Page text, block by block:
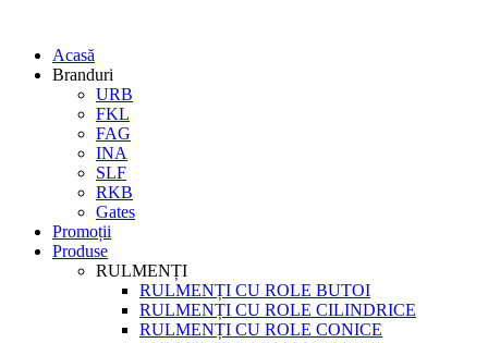
Acasă
Branduri
URB
FKL
FAG
INA
SLF
RKB
Gates
Promoții
Produse
RULMENȚI
RULMENȚI CU ROLE BUTOI
RULMENȚI CU ROLE CILINDRICE
RULMENȚI CU ROLE CONICE